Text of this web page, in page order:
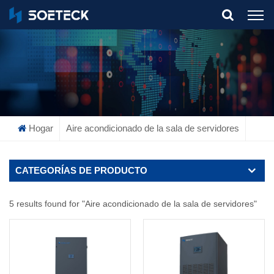
What Are You Looking For?
Hogar Aire acondicionado de la sala de servidores
CATEGORÍAS DE PRODUCTO
5 results found for "Aire acondicionado de la sala de servidores"